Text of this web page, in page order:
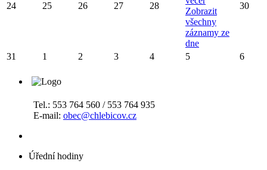
24 25 26 27 28
Zobrazit
všechny
záznamy ze
dne
30
31 1 2 3 4 5 6
Tel.: 553 764 560 / 553 764 935
E-mail: obec@chlebicov.cz
Úřední hodiny